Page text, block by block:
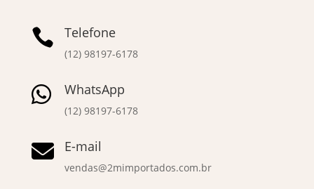
 Telefone
(12) 98197-6178
 WhatsApp
(12) 98197-6178
 E-mail
vendas@2mimportados.com.br